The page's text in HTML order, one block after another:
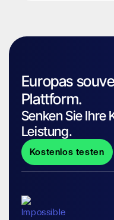
Europas
Plattform.
Senken Sie Ihre
Leistung.
Kostenlos testen